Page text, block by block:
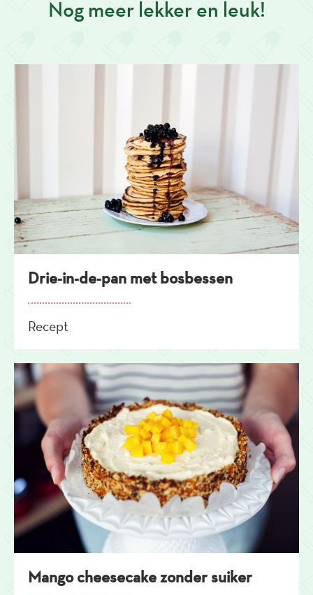
Nog meer lekker en leuk!
Drie-in-de-pan met bosbessen
Recept
Mango cheesecake zonder suiker